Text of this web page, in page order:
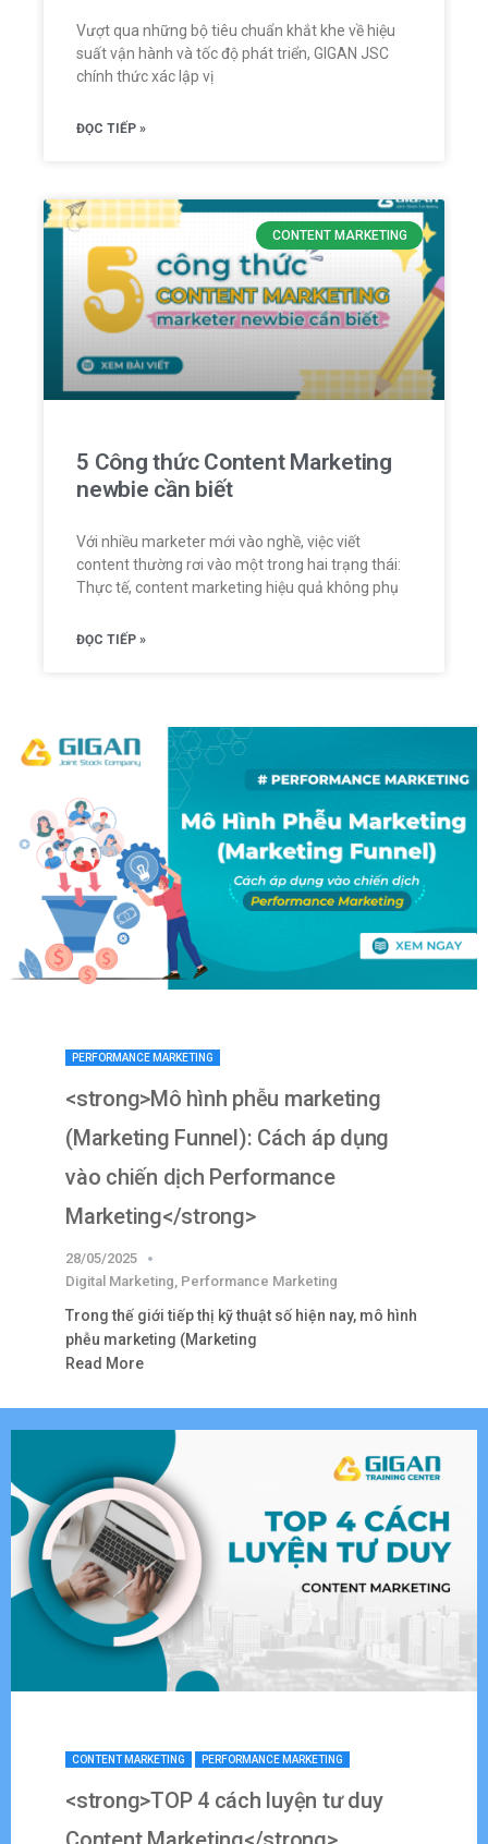
Vượt qua những bộ tiêu chuẩn khắt khe về hiệu
suất vận hành và tốc độ phát triển, GIGAN JSC
chính thức xác lập vị
ĐỌC TIẾP »
CONTENT MARKETING
5 Công thức Content Marketing
newbie cần biết
Với nhiều marketer mới vào nghề, việc viết
content thường rơi vào một trong hai trạng thái:
Thực tế, content marketing hiệu quả không phụ
ĐỌC TIẾP »
PERFORMANCE MARKETING
<strong>Mô hình phễu marketing
(Marketing Funnel): Cách áp dụng
vào chiến dịch Performance
Marketing</strong>
28/05/2025
Digital Marketing Performance Marketing
Trong thế giới tiếp thị kỹ thuật số hiện nay, mô hình
phễu marketing (Marketing
Read More
CONTENT MARKETING PERFORMANCE MARKETING
<strong>TOP 4 cách luyện tư duy